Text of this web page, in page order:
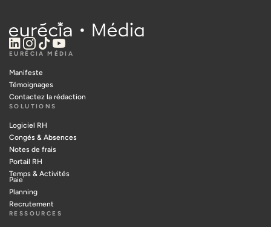
EURÉCIA MÉDIA
Manifeste
Témoignages
Contactez la rédaction
SOLUTIONS
Logiciel RH
Congés & Absences
Notes de frais
Portail RH
Temps & Activités
Paie
Planning
Recrutement
RESSOURCES